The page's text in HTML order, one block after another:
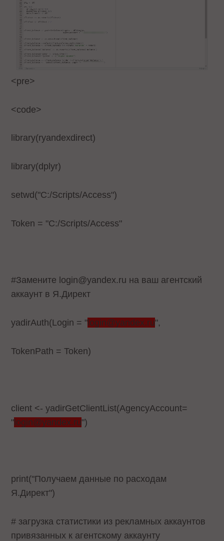
<pre>
<code>
library(ryandexdirect)
library(dplyr)
setwd("C:/Scripts/Access")
Token = "C:/Scripts/Access"
#Замените login@yandex.ru на ваш агентский
аккаунт в Я.Директ
yadirAuth(Login = " login@yandex.ru",
TokenPath = Token)
client <- yadirGetClientList(AgencyAccount=
"login@yandex.ru")
print("Получаем данные по расходам
Я.Директ")
# загрузка статистики из рекламных аккаунтов
привязанных к агентскому аккаунту